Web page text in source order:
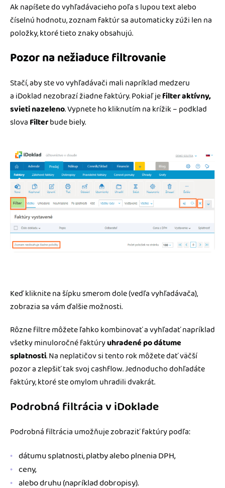
Ak napíšete do vyhľadávacieho poľa s lupou text alebo
číselnú hodnotu, zoznam faktúr sa automaticky zúži len na
položky, ktoré tieto znaky obsahujú.
Pozor na nežiaduce filtrovanie
Stačí, aby ste vo vyhľadávači mali napríklad medzeru
a iDoklad nezobrazí žiadne faktúry. Pokiaľ jefilter aktívny,
svieti nazeleno. Vypnete ho kliknutím na krížik – podklad
slova Filterbude biely.
Keď kliknite na šípku smerom dole (vedľa vyhľadávača),
zobrazia sa vám ďalšie možnosti.
Rôzne filtre môžete ľahko kombinovať a vyhľadať napríklad
všetky minuloročné faktúryuhradené po dátume
splatnosti. Na neplatičov si tento rok môžete dať väčší
pozor a zlepšiť tak svoj cashflow. Jednoducho dohľadáte
faktúry, ktoré ste omylom uhradili dvakrát.
Podrobná filtrácia v iDoklade
Podrobná filtrácia umožňuje zobraziť faktúry podľa:
dátumu splatnosti, platby alebo plnenia DPH,
ceny,
alebo druhu (napríklad dobropisy).